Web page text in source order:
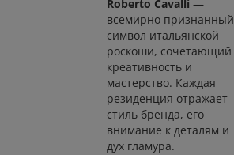
Roberto Cavalli —
всемирно признанный
символ итальянской
роскоши, сочетающий
креативность и
мастерство. Каждая
резиденция отражает
стиль бренда, его
внимание к деталям и
дух гламура.